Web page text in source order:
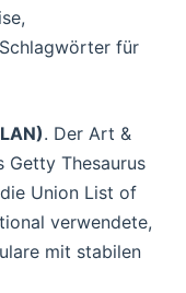
für
. Der Art &
Getty Thesaurus
Union List of
verwendete,
mit stabilen